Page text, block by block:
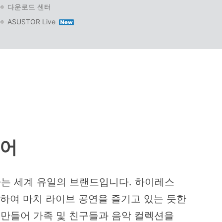
다운로드 센터
ASUSTOR Live
세계 유일의 브랜드입니다. 하이레스
여 마치 라이브 공연을 즐기고 있는 듯한
들어 가족 및 친구들과 음악 컬렉션을